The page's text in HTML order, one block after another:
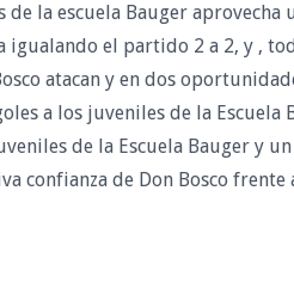
la escuela Bauger aprovecha
igualando el partido 2 a 2, y ,
atacan y en dos
a los juveniles de la Escuela
de la Escuela Bauger y
confianza de Don Bosco frente